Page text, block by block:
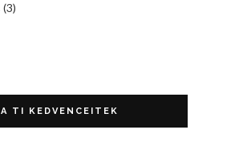
(3)
A TI KEDVENCEITEK